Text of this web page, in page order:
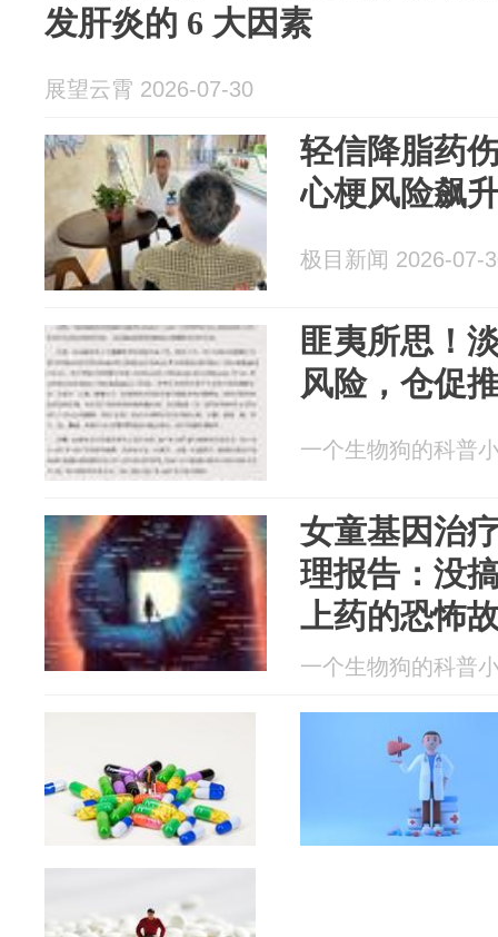
发肝炎的 6 大因素
展望云霄 2026-07-30
轻信降脂药
心梗风险飙
极目新闻 2026-07-
匪夷所思！
风险，仓促
一个生物狗的科普
女童基因治
理报告：没
上药的恐怖
一个生物狗的科普